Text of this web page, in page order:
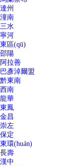
達州
潼南
三水
寧河
東區(qū)
邵陽
阿拉善
巴彥淖爾盟
黔東南
西南
龍華
東鳳
金昌
崇左
保定
東環(huán)
長壽
漢中